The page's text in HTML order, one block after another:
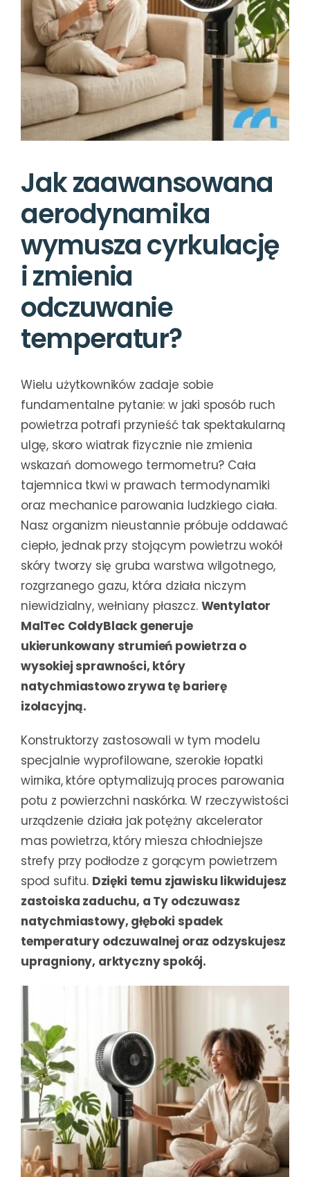
Jak zaawansowana
aerodynamika
wymusza cyrkulację
i zmienia
odczuwanie
temperatur?
Wielu użytkowników zadaje sobie
fundamentalne pytanie: w jaki sposób ruch
powietrza potrafi przynieść tak spektakularną
ulgę, skoro wiatrak fizycznie nie zmienia
wskazań domowego termometru? Cała
tajemnica tkwi w prawach termodynamiki
oraz mechanice parowania ludzkiego ciała.
Nasz organizm nieustannie próbuje oddawać
ciepło, jednak przy stojącym powietrzu wokół
skóry tworzy się gruba warstwa wilgotnego,
rozgrzanego gazu, która działa niczym
niewidzialny, wełniany płaszcz. Wentylator
MalTec ColdyBlack generuje
ukierunkowany strumień powietrza o
wysokiej sprawności, który
natychmiastowo zrywa tę barierę
izolacyjną.
Konstruktorzy zastosowali w tym modelu
specjalnie wyprofilowane, szerokie łopatki
wirnika, które optymalizują proces parowania
potu z powierzchni naskórka. W rzeczywistości
urządzenie działa jak potężny akcelerator
mas powietrza, który miesza chłodniejsze
strefy przy podłodze z gorącym powietrzem
spod sufitu. Dzięki temu zjawisku likwidujesz
zastoiska zaduchu, a Ty odczuwasz
natychmiastowy, głęboki spadek
temperatury odczuwalnej oraz odzyskujesz
upragniony, arktyczny spokój.